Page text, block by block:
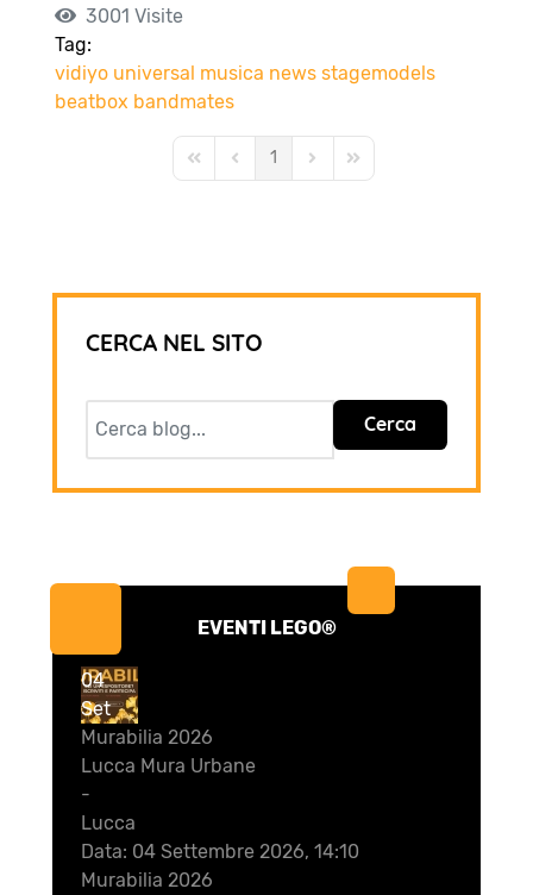
3001 Visite
Tag:
vidiyo universal musica news stagemodels
beatbox bandmates
First PagePrevious Page
1 Next PageLast Page
CERCA NEL SITO
Cerca
EVENTI LEGO®
04
Set
Murabilia 2026
Lucca Mura Urbane
-
Lucca
Data: 04 Settembre 2026, 14:10
Murabilia 2026